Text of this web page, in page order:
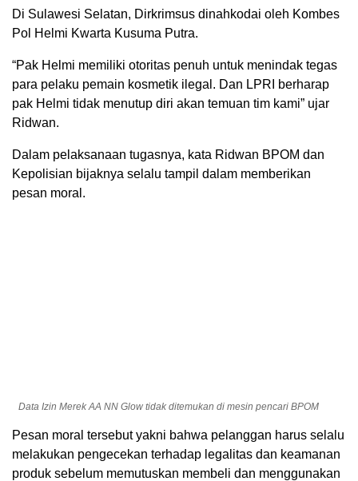
Di Sulawesi Selatan, Dirkrimsus dinahkodai oleh Kombes
Pol Helmi Kwarta Kusuma Putra.
“Pak Helmi memiliki otoritas penuh untuk menindak tegas
para pelaku pemain kosmetik ilegal. Dan LPRI berharap
pak Helmi tidak menutup diri akan temuan tim kami” ujar
Ridwan.
Dalam pelaksanaan tugasnya, kata Ridwan BPOM dan
Kepolisian bijaknya selalu tampil dalam memberikan
pesan moral.
Data Izin Merek AA NN Glow tidak ditemukan di mesin pencari BPOM
Pesan moral tersebut yakni bahwa pelanggan harus selalu
melakukan pengecekan terhadap legalitas dan keamanan
produk sebelum memutuskan membeli dan menggunakan